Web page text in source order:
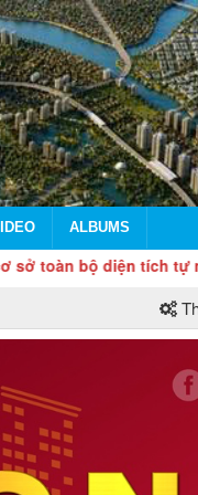
ALBUMS
bộ diện tích tự nhiên